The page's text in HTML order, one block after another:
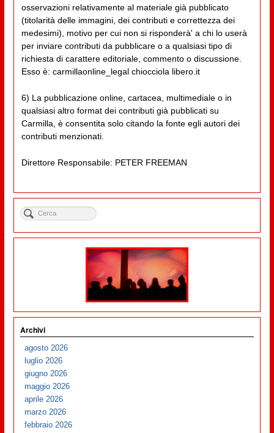
osservazioni relativamente al materiale già pubblicato
(titolarità delle immagini, dei contributi e correttezza dei
medesimi), motivo per cui non si risponderà' a chi lo userà
per inviare contributi da pubblicare o a qualsiasi tipo di
richiesta di carattere editoriale, commento o discussione.
Esso è: carmillaonline_legal chiocciola libero.it
6) La pubblicazione online, cartacea, multimediale o in
qualsiasi altro format dei contributi già pubblicati su
Carmilla, è consentita solo citando la fonte egli autori dei
contributi menzionati.
Direttore Responsabile: PETER FREEMAN
Archivi
agosto 2026
luglio 2026
giugno 2026
maggio 2026
aprile 2026
marzo 2026
febbraio 2026